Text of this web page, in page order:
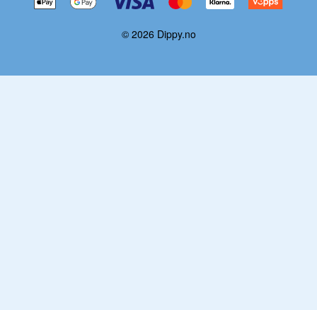
© 2026 Dippy.no